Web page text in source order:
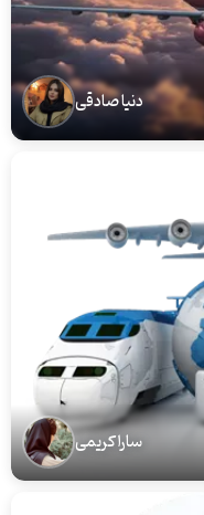
دنیا صادقی
سارا کریمی